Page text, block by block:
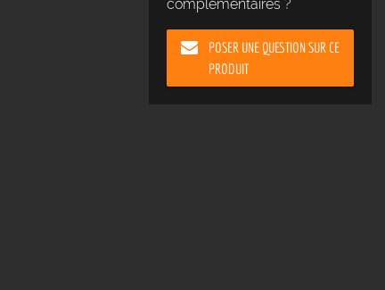
complémentaires ?
POSER UNE QUESTION SUR CE
PRODUIT